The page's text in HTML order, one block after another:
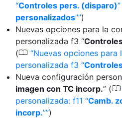
“Controles pers. (disparo)
personalizados” )
Nuevas opciones para la
personalizada f3 “
(0 Nuevas opciones para
personalizada f3 “
Nueva configuración
imagen con TC incorp.” (0
personalizada: f11 “Camb.
incorp.” )